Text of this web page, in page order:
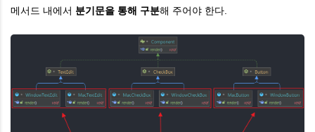
    }
extends TextEdit
Override
public void
{
System.out.println("맥 텍스트박스 생성 완료");
    }
메서드 내에서 분기문을 통해 구분해 주어야 한다.